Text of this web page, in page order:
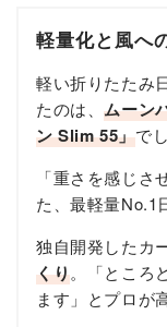
軽量化と風へ
軽い折りたたみ
たのは、ムーン
ンSlim 55」で
「重さを感じさ
た、最軽量No.1
独自開発したカ
くり。「ところ
ます」とプロが